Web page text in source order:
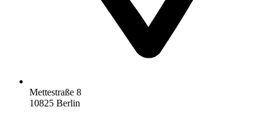
Mettestraße 8
10825 Berlin